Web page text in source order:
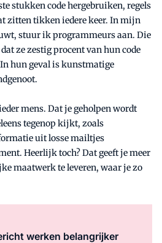
stukken code hergebruiken, regels
zitten tikken iedere keer. In mijn
stuur ik programmeurs aan. Die
ze zestig procent van hun code
hun geval is kunstmatige
mens. Dat je geholpen wordt
tegenop kijkt, zoals
uit losse mailtjes
Heerlijk toch? Dat geeft je meer
maatwerk te leveren, waar je zo
werken belangrijker